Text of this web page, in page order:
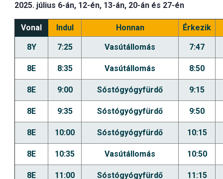
2025. július 6-án, 12-én, 13-án, 20-án és 27-én
Vonal Indul Honnan Érkezik
8Y 7:25 Vasútállomás 7:47
8E 8:35 Vasútállomás 8:50
8E 9:00 Sóstógyógyfürdő 9:15
8E 9:35 Sóstógyógyfürdő 9:50
8E 10:00 Sóstógyógyfürdő 10:15
8E 10:35 Vasútállomás 10:50
8E 11:00 Sóstógyógyfürdő 11:15